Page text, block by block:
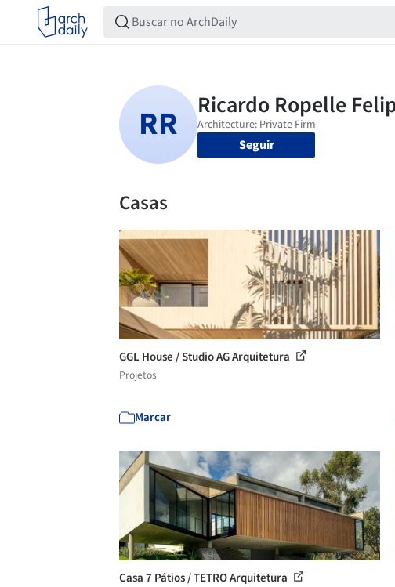
Seguir
Casas
GGL House / Studio AG Arquitetura
Projetos
Marcar
Casa 7 Pátios / TETRO Arquitetura